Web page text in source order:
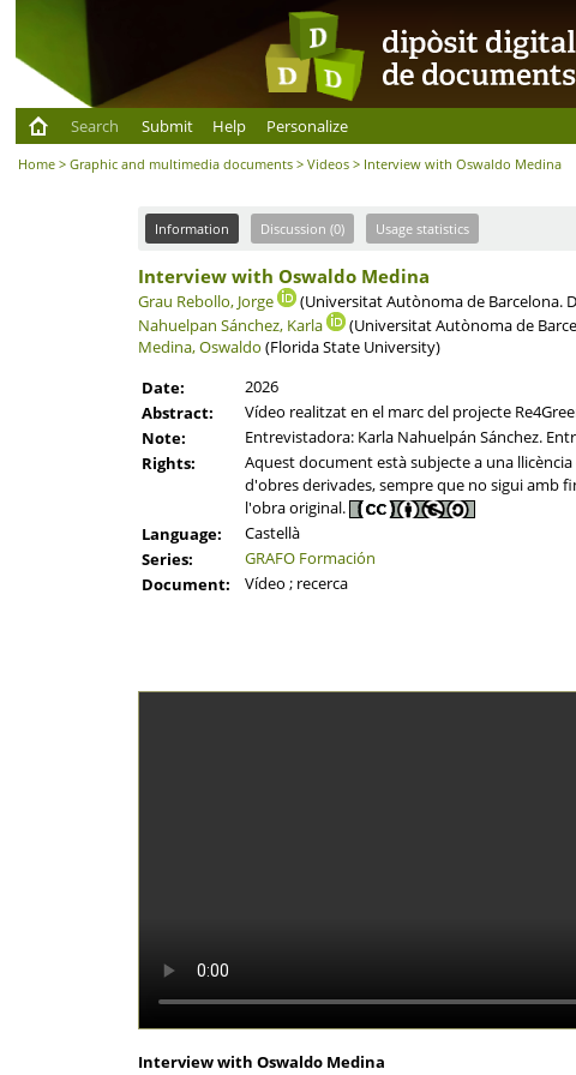
Search
Submit Help Personalize
Home >Graphic and multimedia documents >Videos > Interview with Oswaldo Medina
Information Discussion (0) Usage statistics
Interview with Oswaldo Medina
Grau Rebollo, Jorge
(Universitat Autònoma de Barcelona.
Nahuelpan Sánchez, Karla
(Universitat Autònoma de
Medina, Oswaldo (Florida State University)
Date:
2026
Abstract:
Vídeo realitzat en el marc del projecte
Note:
Entrevistadora: Karla Nahuelpán Sánchez.
Rights:
Aquest document està subjecte a una
d'obres derivades, sempre que no sigui amb
l'obra original.
Language:
Castellà
Series:
GRAFO Formación
Document:
Vídeo ; recerca
Interview with Oswaldo Medina